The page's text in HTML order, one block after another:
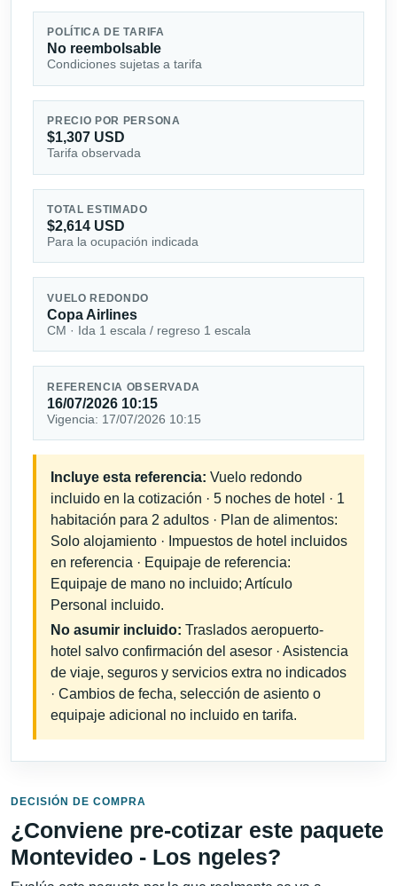
POLÍTICA DE TARIFA
No reembolsable
Condiciones sujetas a tarifa
PRECIO POR PERSONA
$1,307 USD
Tarifa observada
TOTAL ESTIMADO
$2,614 USD
Para la ocupación indicada
VUELO REDONDO
Copa Airlines
CM · Ida 1 escala / regreso 1 escala
REFERENCIA OBSERVADA
16/07/2026 10:15
Vigencia: 17/07/2026 10:15
Incluye esta referencia: Vuelo redondo
incluido en la cotización · 5 noches de hotel · 1
habitación para 2 adultos · Plan de alimentos:
Solo alojamiento · Impuestos de hotel incluidos
en referencia · Equipaje de referencia:
Equipaje de mano no incluido; Artículo
Personal incluido.
No asumir incluido: Traslados aeropuerto-
hotel salvo confirmación del asesor · Asistencia
de viaje, seguros y servicios extra no indicados
· Cambios de fecha, selección de asiento o
equipaje adicional no incluido en tarifa.
DECISIÓN DE COMPRA
¿Conviene pre-cotizar este paquete
Montevideo - Los ngeles?